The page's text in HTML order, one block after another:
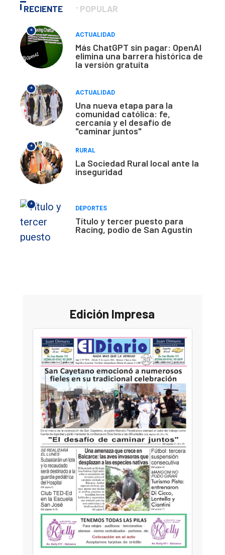
RECIENTE POPULAR
*
ACTUALIDAD
Más ChatGPT sin pagar: OpenAI
elimina una barrera histórica de
la versión gratuita
*
ACTUALIDAD
Una nueva etapa para la
comunidad católica: fe,
cercanía y el desafío de
"caminar juntos"
*
RURAL
La Sociedad Rural local ante la
inseguridad
*
DEPORTES
Título y tercer puesto para
Racing, podio de San Agustín
Edición Impresa